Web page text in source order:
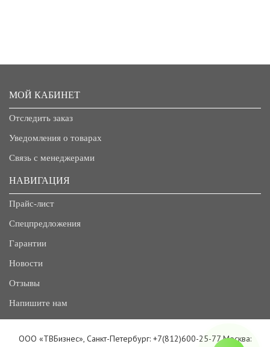
МОЙ КАБИНЕТ
Отследить заказ
Уведомления о товарах
Связь с менеджерами
НАВИГАЦИЯ
Прайс-лист
Спецпредложения
Гарантии
Новости
Отзывы
Напишите нам
ООО «ТВБизнес», Санкт-Петербург: +7(812)600-25-77 Москва: